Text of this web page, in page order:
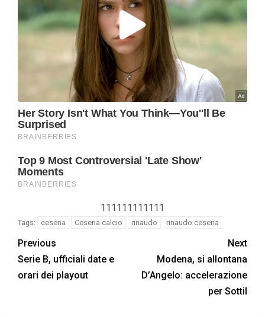
111111111111
Tags: cesena Cesena calcio rinaudo rinaudo cesena
Previous
Serie B, ufficiali date e
orari dei playout
Next
Modena, si allontana
D’Angelo: accelerazione
per Sottil